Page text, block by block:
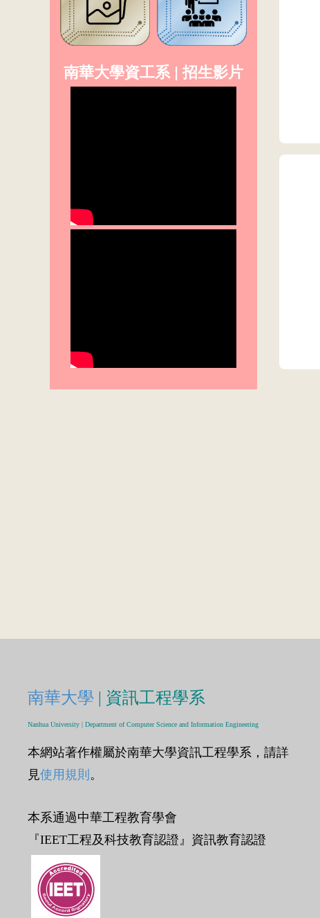
南華大學資工系 | 招生影片
南華大學 | 資訊工程學系
Nanhua University | Department of Computer Science and Information Engineering
本網站著作權屬於南華大學資訊工程學系，請詳
見使用規則 。
本系通過中華工程教育學會
『IEET工程及科技教育認證』資訊教育認證